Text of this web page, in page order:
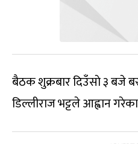
बैठक शुक्रबार दिउँसाे ३ बजे
डिल्लीराज भट्टले आह्वान